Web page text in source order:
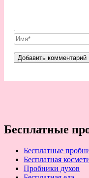
Бесплатные
Бесплатные
Бесплатная
Пробники духов